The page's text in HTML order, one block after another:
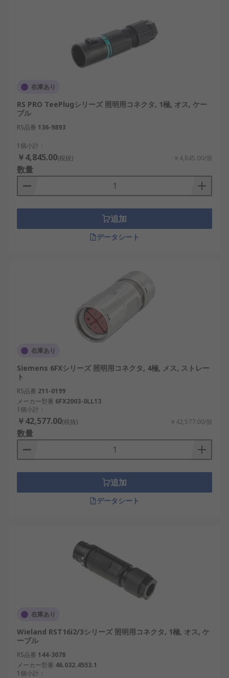
在庫あり
RS PRO TeePlugシリーズ 照明用コネクタ, 1極, オス, ケー
ブル
RS品番 136-9893
1個小計：
￥4,845.00(税抜) ￥4,845.00/個
数量
追加
データシート
在庫あり
Siemens 6FXシリーズ 照明用コネクタ, 4極, メス, ストレー
ト
RS品番 211-0199
メーカー型番 6FX2003-0LL13
1個小計：
￥42,577.00(税抜) ￥42,577.00/個
数量
追加
データシート
在庫あり
Wieland RST16i2/3シリーズ 照明用コネクタ, 1極, オス, ケ
ーブル
RS品番 144-3078
メーカー型番 46.032.4553.1
1個小計：